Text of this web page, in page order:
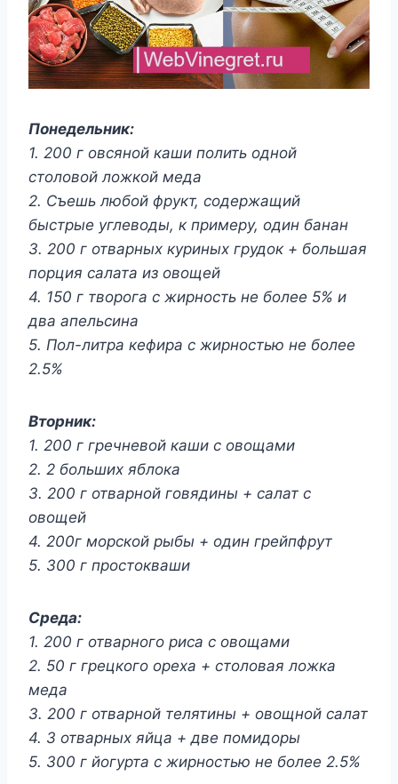
Понедельник:
1. 200 г овсяной каши полить одной
столовой ложкой меда
2. Съешь любой фрукт, содержащий
быстрые углеводы, к примеру, один банан
3. 200 г отварных куриных грудок + большая
порция салата из овощей
4. 150 г творога с жирность не более 5% и
два апельсина
5. Пол-литра кефира с жирностью не более
2.5%
Вторник:
1. 200 г гречневой каши с овощами
2. 2 больших яблока
3. 200 г отварной говядины + салат с
овощей
4. 200г морской рыбы + один грейпфрут
5. 300 г простокваши
Среда:
1. 200 г отварного риса с овощами
2. 50 г грецкого ореха + столовая ложка
меда
3. 200 г отварной телятины + овощной салат
4. 3 отварных яйца + две помидоры
5. 300 г йогурта с жирностью не более 2.5%